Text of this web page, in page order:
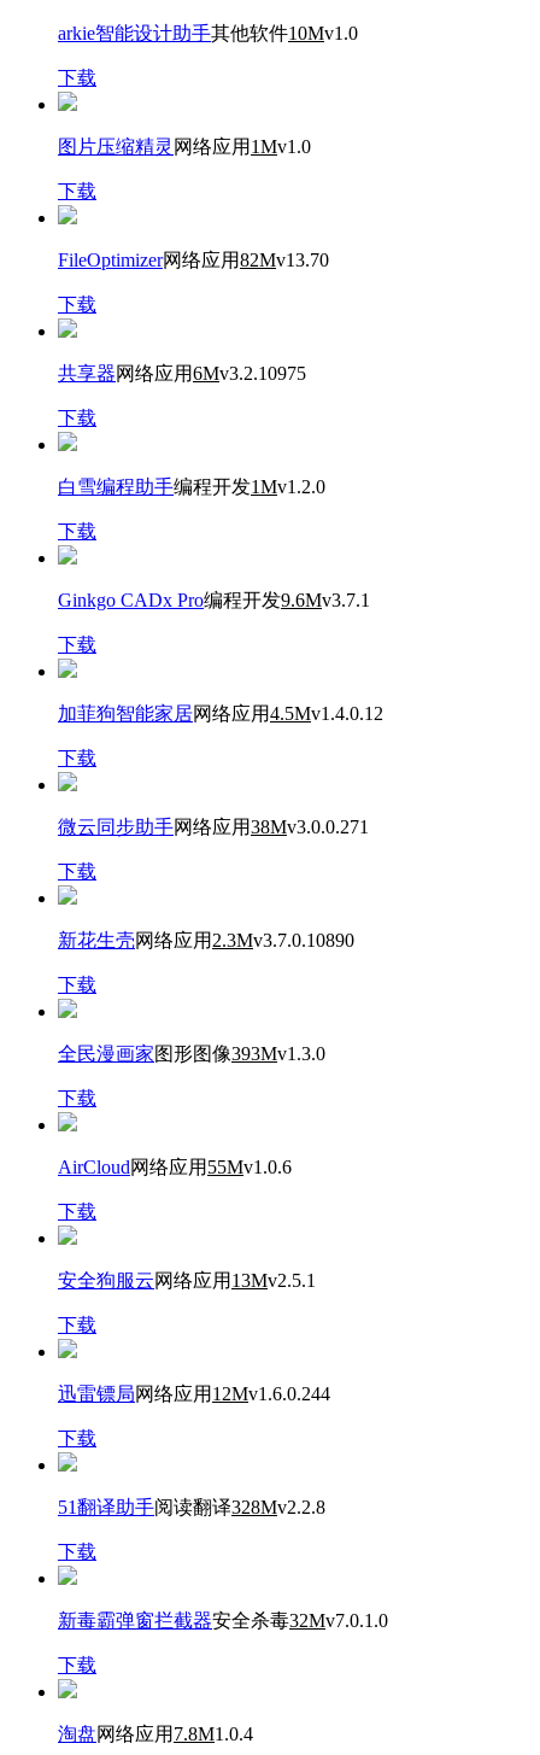
arkie智能设计助手其他软件10Mv1.0
下载
图片压缩精灵 网络应用 1Mv1.0
下载
FileOptimizer网络应用82Mv13.70
下载
共享器网络应用6Mv3.2.10975
下载
白雪编程助手编程开发1Mv1.2.0
下载
Ginkgo CADx Pro编程开发9.6Mv3.7.1
下载
加菲狗智能家居网络应用4.5Mv1.4.0.12
下载
微云同步助手网络应用38Mv3.0.0.271
下载
新花生壳网络应用 2.3Mv3.7.0.10890
下载
全民漫画家图形图像393Mv1.3.0
下载
AirCloud网络应用 55Mv1.0.6
下载
安全狗服云网络应用 13Mv2.5.1
下载
迅雷镖局网络应用 12Mv1.6.0.244
下载
51翻译助手阅读翻译328Mv2.2.8
下载
新毒霸弹窗拦截器安全杀毒32Mv7.0.1.0
下载
淘盘网络应用 7.8M1.0.4